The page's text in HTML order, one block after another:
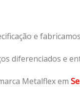
e
diferenciados e
Metalflex em